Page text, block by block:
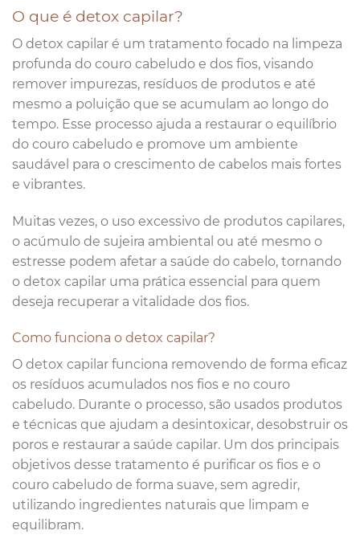
O que é detox capilar?
O detox capilar é um tratamento focado na limpeza
profunda do couro cabeludo e dos fios, visando
remover impurezas, resíduos de produtos e até
mesmo a poluição que se acumulam ao longo do
tempo. Esse processo ajuda a restaurar o equilíbrio
do couro cabeludo e promove um ambiente
saudável para o crescimento de cabelos mais fortes
e vibrantes.
Muitas vezes, o uso excessivo de produtos capilares,
o acúmulo de sujeira ambiental ou até mesmo o
estresse podem afetar a saúde do cabelo, tornando
o detox capilar uma prática essencial para quem
deseja recuperar a vitalidade dos fios.
Como funciona o detox capilar?
O detox capilar funciona removendo de forma eficaz
os resíduos acumulados nos fios e no couro
cabeludo. Durante o processo, são usados produtos
e técnicas que ajudam a desintoxicar, desobstruir os
poros e restaurar a saúde capilar. Um dos principais
objetivos desse tratamento é purificar os fios e o
couro cabeludo de forma suave, sem agredir,
utilizando ingredientes naturais que limpam e
equilibram.